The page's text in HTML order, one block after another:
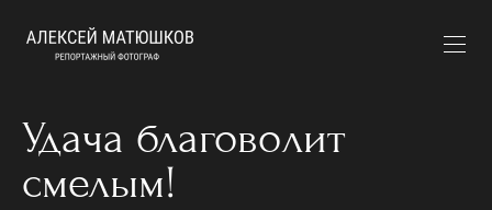
Удача благоволит
смелым!